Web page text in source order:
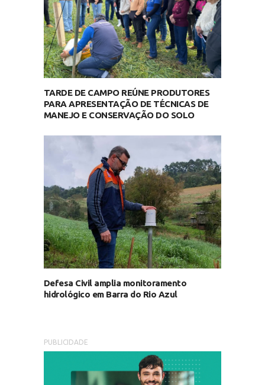
TARDE DE CAMPO REÚNE PRODUTORES
PARA APRESENTAÇÃO DE TÉCNICAS DE
MANEJO E CONSERVAÇÃO DO SOLO
Defesa Civil amplia monitoramento
hidrológico em Barra do Rio Azul
PUBLICIDADE